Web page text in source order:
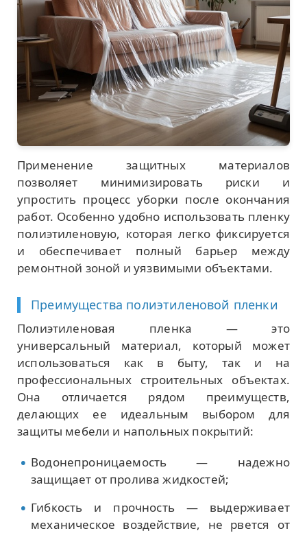
Применение защитных материалов
позволяет минимизировать риски и
упростить процесс уборки после окончания
работ. Особенно удобно использовать пленку
полиэтиленовую, которая легко фиксируется
и обеспечивает полный барьер между
ремонтной зоной и уязвимыми объектами.
Преимущества полиэтиленовой пленки
Полиэтиленовая пленка — это
универсальный материал, который может
использоваться как в быту, так и на
профессиональных строительных объектах.
Она отличается рядом преимуществ,
делающих ее идеальным выбором для
защиты мебели и напольных покрытий:
Водонепроницаемость — надежно
защищает от пролива жидкостей;
Гибкость и прочность — выдерживает
механическое воздействие, не рвется от